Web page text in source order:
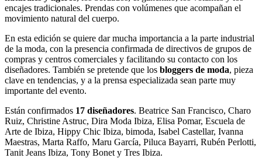
encajes tradicionales. Prendas con volúmenes que acompañan el
movimiento natural del cuerpo.
En esta edición se quiere dar mucha importancia a la parte industrial
de la moda, con la presencia confirmada de directivos de grupos de
compras y centros comerciales y facilitando su contacto con los
diseñadores. También se pretende que los bloggers de moda, pieza
clave en tendencias, y a la prensa especializada sean parte muy
importante del evento.
Están confirmados 17 diseñadores. Beatrice San Francisco, Charo
Ruiz, Christine Astruc, Dira Moda Ibiza, Elisa Pomar, Escuela de
Arte de Ibiza, Hippy Chic Ibiza, bimoda, Isabel Castellar, Ivanna
Maestras, Marta Raffo, Maru García, Piluca Bayarri, Rubén Perlotti,
Tanit Jeans Ibiza, Tony Bonet y Tres Ibiza.